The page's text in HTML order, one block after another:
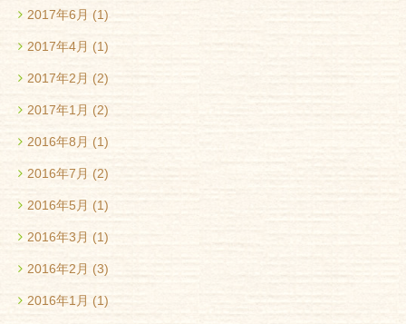
2017年6月 (1)
2017年4月 (1)
2017年2月 (2)
2017年1月 (2)
2016年8月 (1)
2016年7月 (2)
2016年5月 (1)
2016年3月 (1)
2016年2月 (3)
2016年1月 (1)